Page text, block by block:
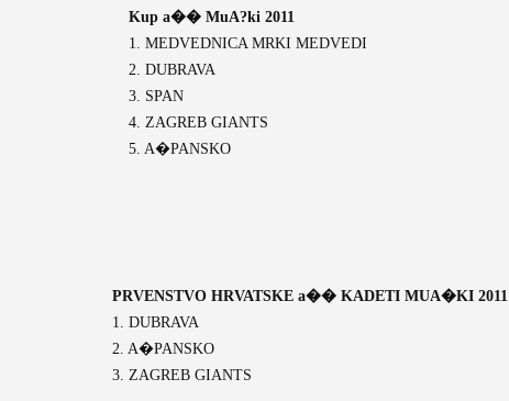
Kup a�� MuA?ki 2011
1. MEDVEDNICA MRKI MEDVEDI
2. DUBRAVA
3. SPAN
4. ZAGREB GIANTS
5. A�PANSKO
PRVENSTVO HRVATSKE a�� KADETI MUA�KI 2011
1. DUBRAVA
2. A�PANSKO
3. ZAGREB GIANTS